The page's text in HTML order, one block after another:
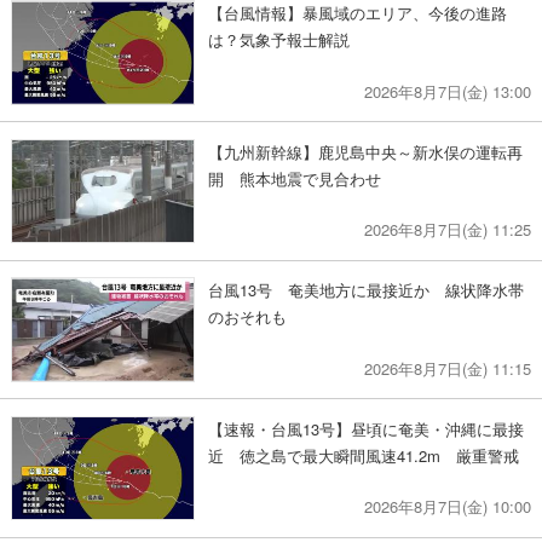
【台風情報】暴風域のエリア、今後の進路
は？気象予報士解説
2026年8月7日(金) 13:00
【九州新幹線】鹿児島中央～新水俣の運転再
開 熊本地震で見合わせ
2026年8月7日(金) 11:25
台風13号 奄美地方に最接近か 線状降水帯
のおそれも
2026年8月7日(金) 11:15
【速報・台風13号】昼頃に奄美・沖縄に最接
近 徳之島で最大瞬間風速41.2m 厳重警戒
2026年8月7日(金) 10:00